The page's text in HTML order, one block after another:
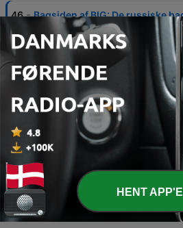
46 - Bagsiden af BIG: De russiske
15 jun. 2026
45 Bagsiden af BIG: Kysset,
29 maj 2026
44 - Bagsiden af BIG: I skyggen af
43 - Bagsiden af BIG: Trusselsbrevet
22 maj 2026
42 - Jetpack: En løgn startede
10 jan. 2026
HENT